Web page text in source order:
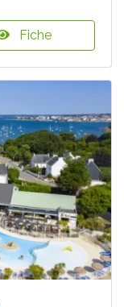
Fiche